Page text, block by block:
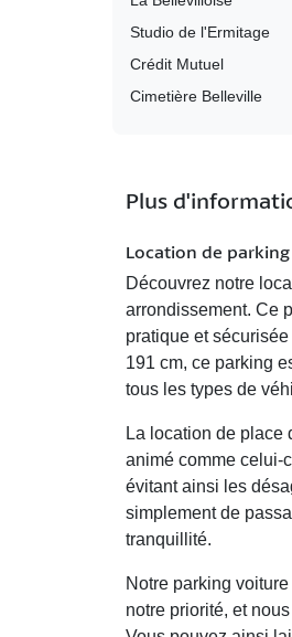
Studio de l'Ermitage
Crédit Mutuel
Cimetière Belleville
Plus
Location de
Découvrez notre
arrondissement. Ce
pratique et
191 cm, ce parking
tous les types de
La location de place
animé comme celui-
évitant ainsi les
simplement de
tranquillité.
Notre parking
notre priorité, et